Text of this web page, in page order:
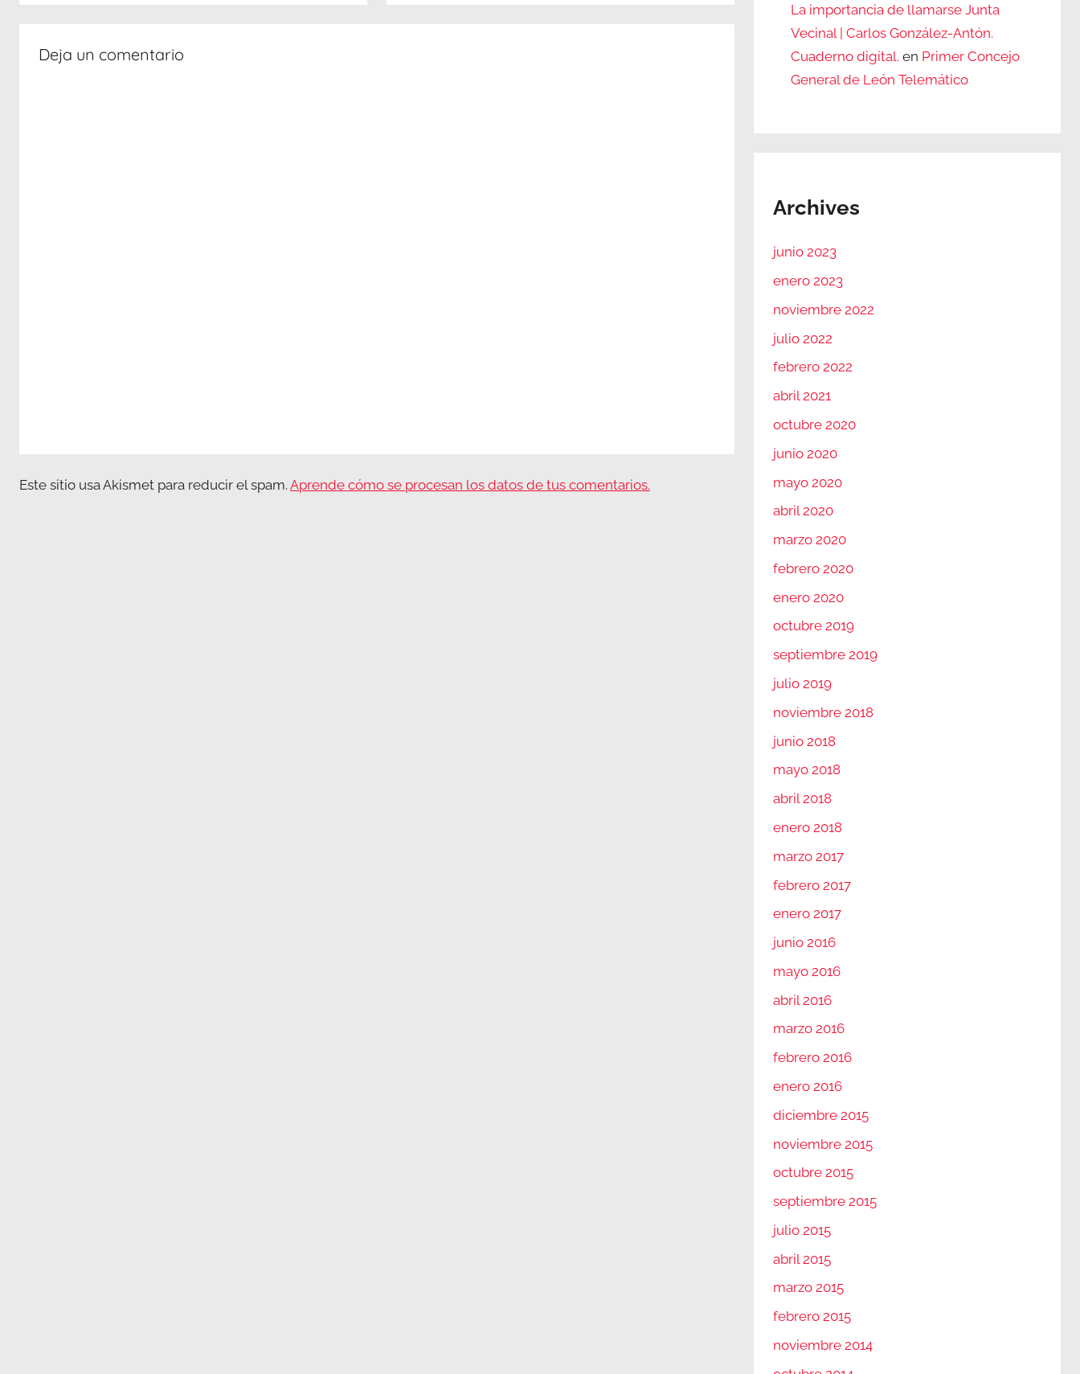
Deja un comentario
Este sitio usa Akismet para reducir el spam. Aprende cómo se procesan los datos de tus comentarios.
La importancia de llamarse Junta
Vecinal | Carlos González-Antón.
Cuaderno digital. en Primer Concejo
General de León Telemático
Archives
junio 2023
enero 2023
noviembre 2022
julio 2022
febrero 2022
abril 2021
octubre 2020
junio 2020
mayo 2020
abril 2020
marzo 2020
febrero 2020
enero 2020
octubre 2019
septiembre 2019
julio 2019
noviembre 2018
junio 2018
mayo 2018
abril 2018
enero 2018
marzo 2017
febrero 2017
enero 2017
junio 2016
mayo 2016
abril 2016
marzo 2016
febrero 2016
enero 2016
diciembre 2015
noviembre 2015
octubre 2015
septiembre 2015
julio 2015
abril 2015
marzo 2015
febrero 2015
noviembre 2014